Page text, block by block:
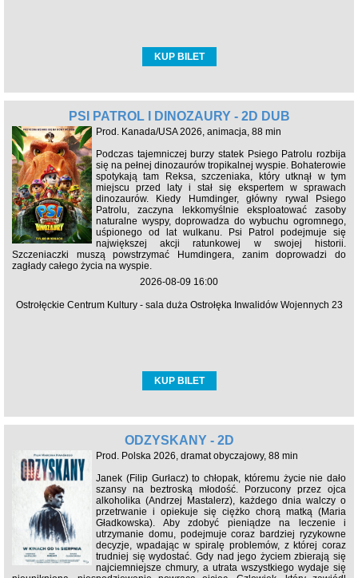
KUP BILET
PSI PATROL I DINOZAURY - 2D DUB
Prod. Kanada/USA 2026, animacja, 88 min
Podczas tajemniczej burzy statek Psiego Patrolu rozbija
się na pełnej dinozaurów tropikalnej wyspie. Bohaterowie
spotykają tam Reksa, szczeniaka, który utknął w tym
miejscu przed laty i stał się ekspertem w sprawach
dinozaurów. Kiedy Humdinger, główny rywal Psiego
Patrolu, zaczyna lekkomyślnie eksploatować zasoby
naturalne wyspy, doprowadza do wybuchu ogromnego,
uśpionego od lat wulkanu. Psi Patrol podejmuje się
największej akcji ratunkowej w swojej historii.
Szczeniaczki muszą powstrzymać Humdingera, zanim doprowadzi do
zagłady całego życia na wyspie.
2026-08-09 16:00
Ostrołęckie Centrum Kultury - sala duża Ostrołęka Inwalidów Wojennych 23
KUP BILET
ODZYSKANY - 2D
Prod. Polska 2026, dramat obyczajowy, 88 min
Janek (Filip Gurłacz) to chłopak, któremu życie nie dało
szansy na beztroską młodość. Porzucony przez ojca
alkoholika (Andrzej Mastalerz), każdego dnia walczy o
przetrwanie i opiekuje się ciężko chorą matką (Maria
Gładkowska). Aby zdobyć pieniądze na leczenie i
utrzymanie domu, podejmuje coraz bardziej ryzykowne
decyzje, wpadając w spiralę problemów, z której coraz
trudniej się wydostać. Gdy nad jego życiem zbierają się
najciemniejsze chmury, a utrata wszystkiego wydaje się